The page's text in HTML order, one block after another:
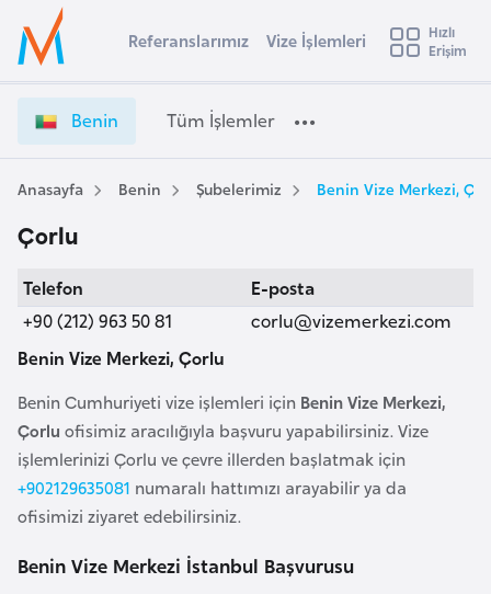
Ülke Seçimi
Başvuru yapmak istediğiniz ülkeyi seçin
Üye
Girişi
e
n
V
ş
e
m
e
r
i
e
t
Referanslarımız Vize İşlemleri
Hızlı
Erişim
Benin Tüm İşlemler
Anasayfa Benin Şubelerimiz Benin Vize Merkezi,
Çorlu
Telefon
+90 (212) 963 50 81
E-posta
corlu@vizemerkezi.com
Benin Vize Merkezi, Çorlu
Benin Cumhuriyeti vize işlemleri için Benin Vize Merkezi,
Çorlu ofisimiz aracılığıyla başvuru yapabilirsiniz. Vize
işlemlerinizi Çorlu ve çevre illerden başlatmak için
+902129635081 numaralı hattımızı arayabilir ya da
ofisimizi ziyaret edebilirsiniz.
Benin Vize Merkezi İstanbul Başvurusu
s
t
r
a
v
u
s
u
r
y
a
A